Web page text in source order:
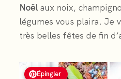
Noëlaux noix,
légumes vous plaira. Je
très belles fêtes de fin
Épingler